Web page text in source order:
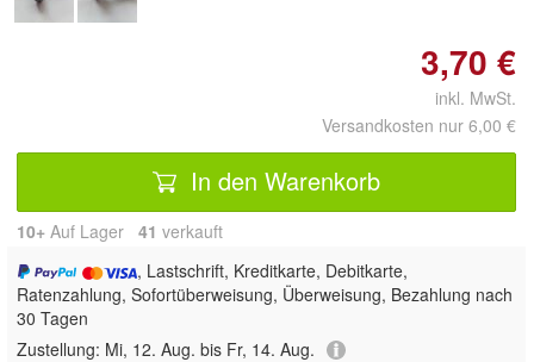
3,70 €
inkl. MwSt.
Versandkosten nur 6,00 €
In den Warenkorb
10+ Auf Lager 41 verkauft
, Lastschrift, Kreditkarte, Debitkarte,
Ratenzahlung, Sofortüberweisung, Überweisung, Bezahlung nach
30 Tagen
Zustellung: Mi, 12. Aug. bis Fr, 14. Aug.